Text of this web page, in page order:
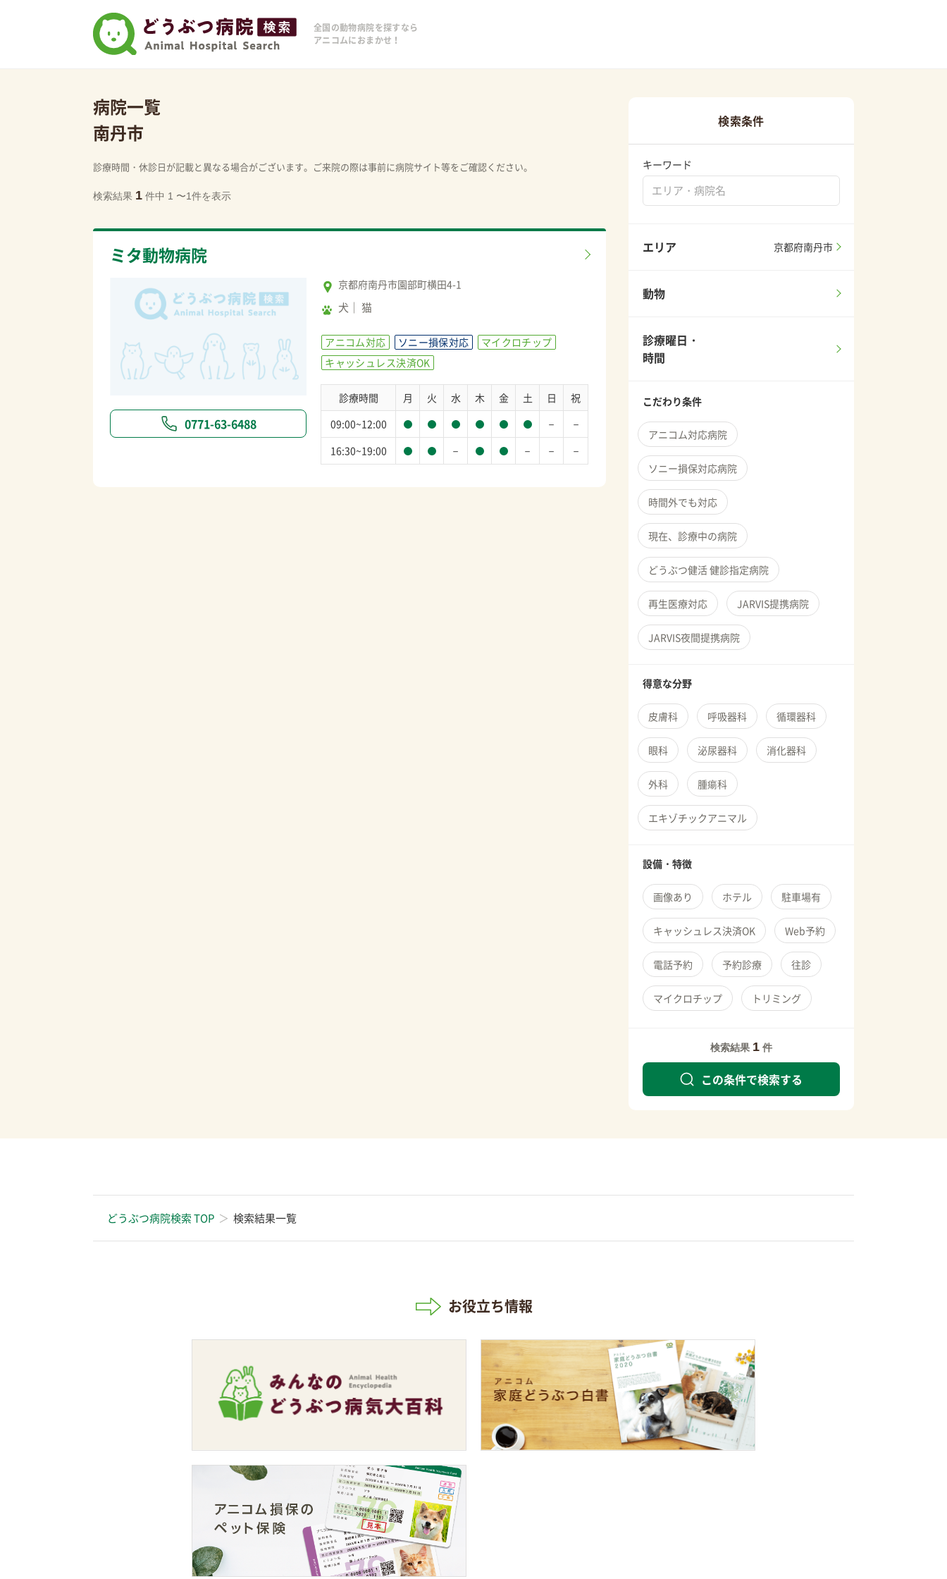
全国の動物病院を探すなら
アニコムにおまかせ！
病院一覧
南丹市
診療時間・休診日が記載と異なる場合がございます。ご来院の際は事前に病院サイト等をご確認ください。
検索結果 1 件中 1 〜1件を表示
ミタ動物病院
0771-63-6488
京都府南丹市園部町横田4-1
犬 猫
アニコム対応 ソニー損保対応
マイクロチップ
キャッシュレス決済OK
診療時間 月 火 水 木 金 土 日
祝
09:00~12:00
－ －
16:30~19:00 － － － －
検索条件
キーワード
エリア 京都府南丹市
動物
診療曜日・
時間
こだわり条件
アニコム対応病院
ソニー損保対応病院
時間外でも対応
現在、診療中の病院
どうぶつ健活 健診指定病院
再生医療対応 JARVIS提携病院
JARVIS夜間提携病院
得意な分野
皮膚科 呼吸器科 循環器科
眼科 泌尿器科 消化器科
外科 腫瘍科
エキゾチックアニマル
設備・特徴
画像あり ホテル 駐車場有
キャッシュレス決済OK Web予約
電話予約 予約診療 往診
マイクロチップ トリミング
検索結果 1 件
この条件で検索する
どうぶつ病院検索 TOP 検索結果一覧
お役立ち情報